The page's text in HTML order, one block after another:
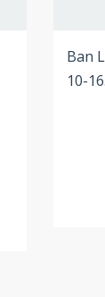
Ban
10-